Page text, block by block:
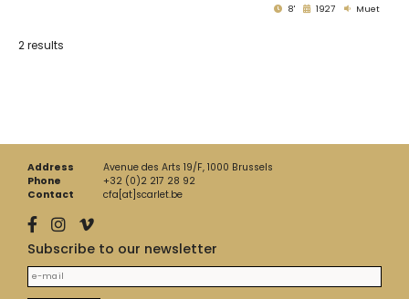
8' 1927 Muet
2 results
Address
Avenue des Arts 19/F, 1000 Brussels
Phone
+32 (0)2 217 28 92
Contact
cfa[at]scarlet.be
Subscribe to our newsletter